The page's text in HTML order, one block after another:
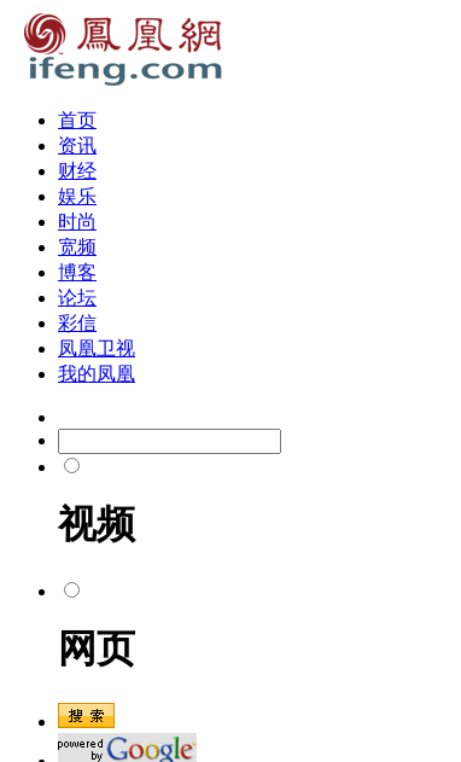
首页
资讯
财经
娱乐
时尚
宽频
博客
论坛
彩信
凤凰卫视
我的凤凰
视频
网页